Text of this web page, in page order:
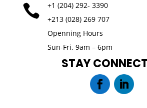

+1 (204) 292- 3390
+213 (028) 269 707
Openning Hours
Sun-Fri, 9am – 6pm
STAY